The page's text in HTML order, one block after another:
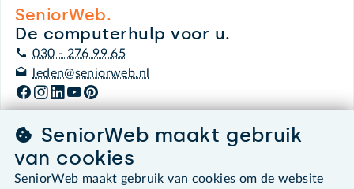
SeniorWeb.
De computerhulp voor u.
030 - 276 99 65
leden@seniorweb.nl
©2026 SeniorWeb
SeniorWeb maakt gebruik
van cookies
SeniorWeb maakt gebruik van cookies om de website